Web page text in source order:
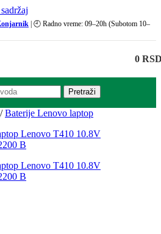
| 🕘 Radno vreme: 09–20h (Subotom 10–
0
Pretraži
/ Baterije Lenovo laptop